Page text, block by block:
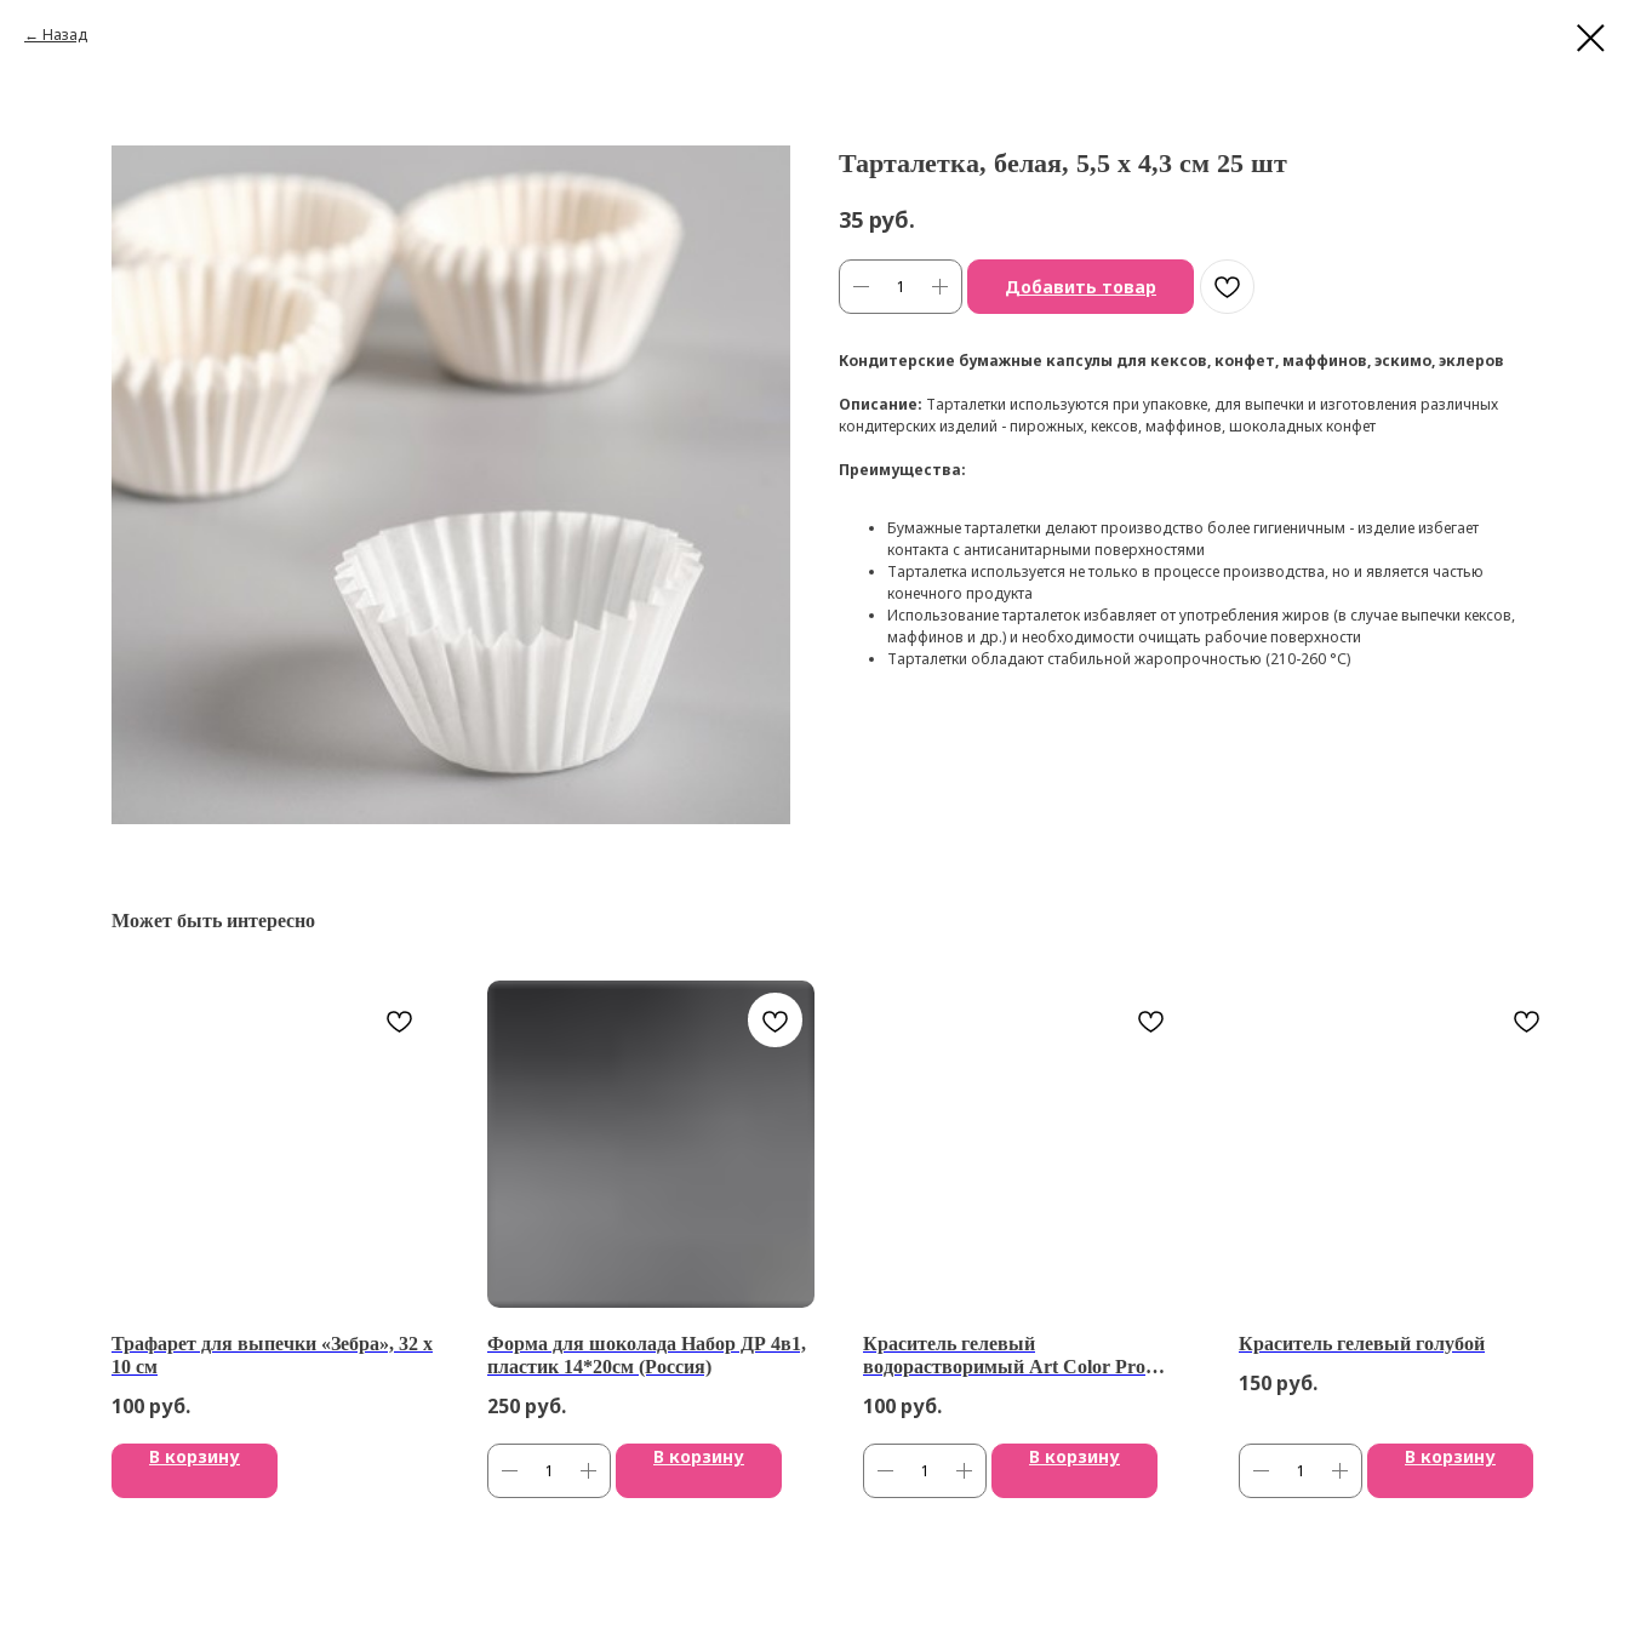
Назад
Тарталетка, белая, 5,5 х 4,3 см 25 шт
35 руб.
Добавить товар
Кондитерские бумажные капсулы для кексов, конфет, маффинов, эскимо, эклеров
Описание: Тарталетки используются при упаковке, для выпечки и изготовления различных
кондитерских изделий - пирожных, кексов, маффинов, шоколадных конфет
Преимущества:
Бумажные тарталетки делают производство более гигиеничным - изделие избегает
контакта с антисанитарными поверхностями
Тарталетка используется не только в процессе производства, но и является частью
конечного продукта
Использование тарталеток избавляет от употребления жиров (в случае выпечки кексов,
маффинов и др.) и необходимости очищать рабочие поверхности
Тарталетки обладают стабильной жаропрочностью (210-260 °С)
Может быть интересно
Трафарет для выпечки «Зебра», 32 х
10 см
100 руб.
В корзину
Форма для шоколада Набор ДР 4в1,
пластик 14*20см (Россия)
250 руб.
В корзину
Краситель гелевый
водорастворимый Art Color Pro
100 руб.
В корзину
Краситель гелевый голубой
150 руб.
В корзину